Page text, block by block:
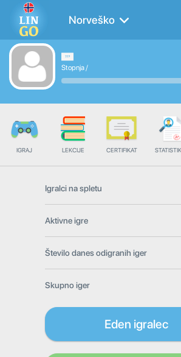
Norveško
Stopnja/
IGRAJ LEKCIJE CERTIFIKAT
Igralci na spletu
Aktivne igre
Število danes odigranih iger
Skupno iger
Eden igralec